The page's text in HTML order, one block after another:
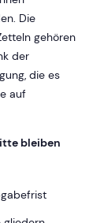
Die
gehören
der
die es
auf
bleiben